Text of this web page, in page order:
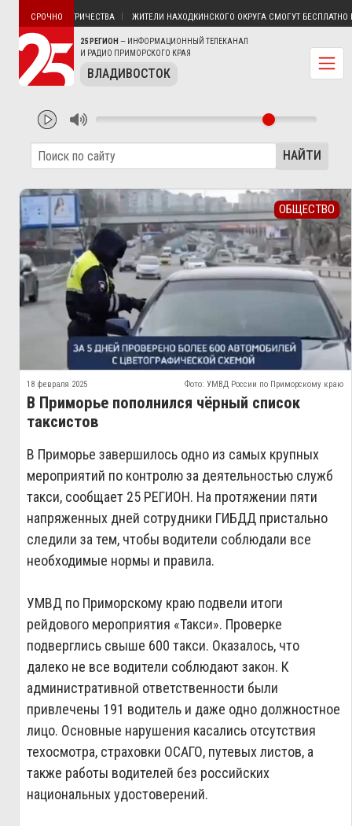
25 РЕГИОН — ИНФОРМАЦИОННЫЙ ТЕЛЕКАНАЛ
И РАДИО ПРИМОРСКОГО КРАЯ
ВЛАДИВОСТОК
СРОЧНО
БЕЗ ЭЛЕКТРИЧЕСТВА ЖИТЕЛИ НАХОДКИНСКОГО ОКРУГА СМОГУТ БЕСПЛАТНО
НАЙТИ
ОБЩЕСТВО
18 февраля 2025 Фото: УМВД России по Приморскому краю
В Приморье пополнился чёрный список
таксистов
В Приморье завершилось одно из самых крупных
мероприятий по контролю за деятельностью служб
такси, сообщает 25 РЕГИОН. На протяжении пяти
напряженных дней сотрудники ГИБДД пристально
следили за тем, чтобы водители соблюдали все
необходимые нормы и правила.
УМВД по Приморскому краю подвели итоги
рейдового мероприятия «Такси». Проверке
подверглись свыше 600 такси. Оказалось, что
далеко не все водители соблюдают закон. К
административной ответственности были
привлечены 191 водитель и даже одно должностное
лицо. Основные нарушения касались отсутствия
техосмотра, страховки ОСАГО, путевых листов, а
также работы водителей без российских
национальных удостоверений.